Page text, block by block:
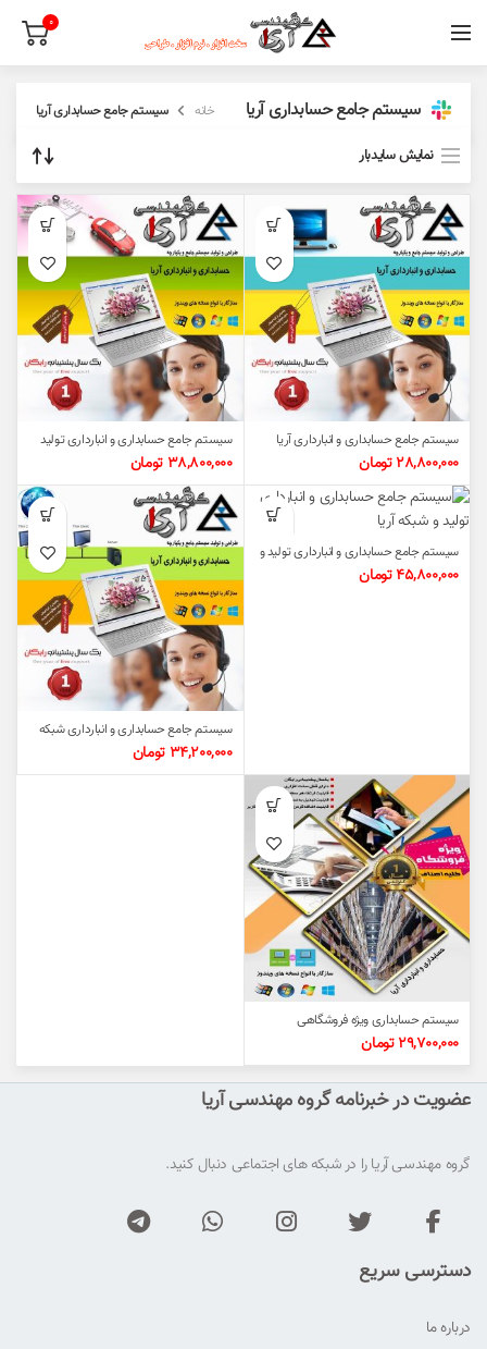
0
سیستم جامع حسابداری آریا خانه سیستم جامع حسابداری آریا
نمایش سایدبار
سیستم جامع حسابداری و انبارداری آریا
28,800,000 تومان
سیستم جامع حسابداری و انبارداری تولید
38,800,000 تومان
سیستم جامع حسابداری و انبارداری تولید و
شبکه آریا
45,800,000 تومان
سیستم جامع حسابداری و انبارداری شبکه
آریا ۲ سیستم
34,200,000 تومان
سیستم حسابداری ویژه فروشگاهی
29,700,000 تومان
عضویت در خبرنامه گروه مهندسی آریا
گروه مهندسی آریا را در شبکه های اجتماعی دنبال کنید.
دسترسی سریع
درباره ما